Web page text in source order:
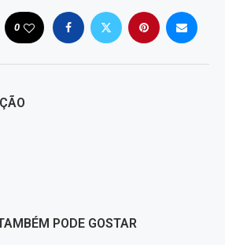
0
PODE GOSTAR